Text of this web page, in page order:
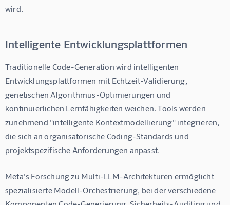
wird.
Intelligente Entwicklungsplattformen
Traditionelle Code-Generation wird intelligenten
Entwicklungsplattformen mit Echtzeit-Validierung,
genetischen Algorithmus-Optimierungen und
kontinuierlichen Lernfähigkeiten weichen. Tools werden
zunehmend "intelligente Kontextmodellierung" integrieren,
die sich an organisatorische Coding-Standards und
projektspezifische Anforderungen anpasst.
Meta's Forschung zu Multi-LLM-Architekturen ermöglicht
spezialisierte Modell-Orchestrierung, bei der verschiedene